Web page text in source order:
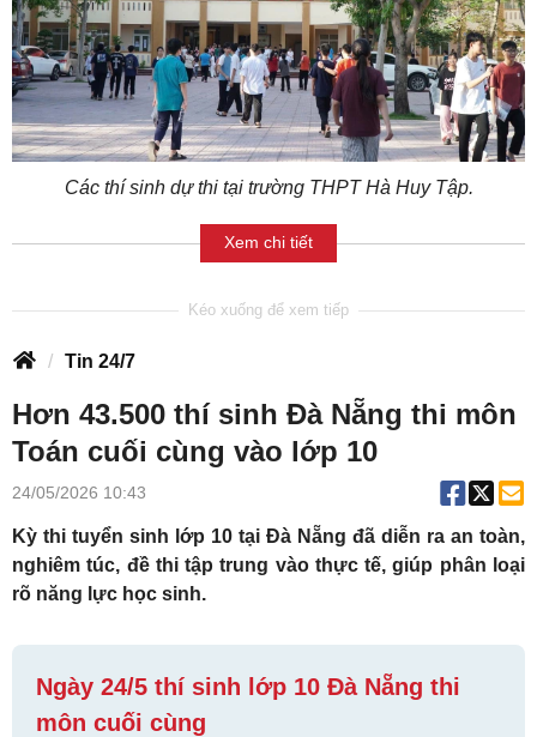
Các thí sinh dự thi tại trường THPT Hà Huy Tập.
Xem chi tiết
Tin 24/7
Hơn 43.500 thí sinh Đà Nẵng thi môn
Toán cuối cùng vào lớp 10
24/05/2026 10:43
Kỳ thi tuyển sinh lớp 10 tại Đà Nẵng đã diễn ra an toàn,
nghiêm túc, đề thi tập trung vào thực tế, giúp phân loại
rõ năng lực học sinh.
Ngày 24/5 thí sinh lớp 10 Đà Nẵng thi
môn cuối cùng